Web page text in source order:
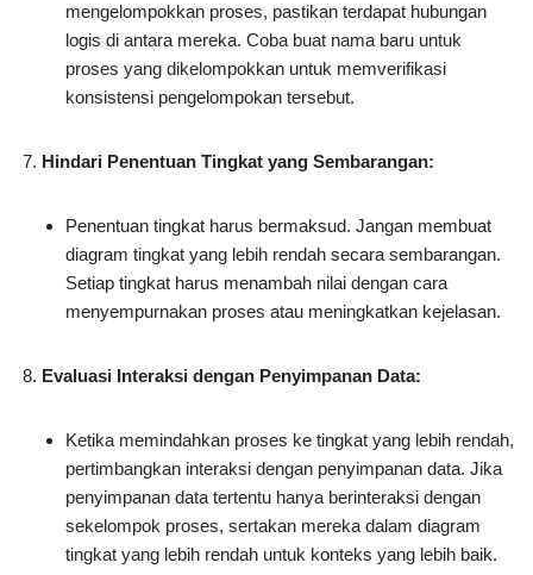
mengelompokkan proses, pastikan terdapat hubungan
logis di antara mereka. Coba buat nama baru untuk
proses yang dikelompokkan untuk memverifikasi
konsistensi pengelompokan tersebut.
Hindari Penentuan Tingkat yang Sembarangan:
Penentuan tingkat harus bermaksud. Jangan membuat
diagram tingkat yang lebih rendah secara sembarangan.
Setiap tingkat harus menambah nilai dengan cara
menyempurnakan proses atau meningkatkan kejelasan.
Evaluasi Interaksi dengan Penyimpanan Data:
Ketika memindahkan proses ke tingkat yang lebih rendah,
pertimbangkan interaksi dengan penyimpanan data. Jika
penyimpanan data tertentu hanya berinteraksi dengan
sekelompok proses, sertakan mereka dalam diagram
tingkat yang lebih rendah untuk konteks yang lebih baik.